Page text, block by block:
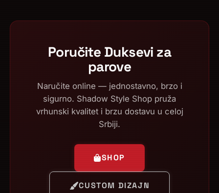
Poručite Duksevi za
parove
Naručite online — jednostavno, brzo i
sigurno. Shadow Style Shop pruža
vrhunski kvalitet i brzu dostavu u celoj
Srbiji.
SHOP
CUSTOM DIZAJN